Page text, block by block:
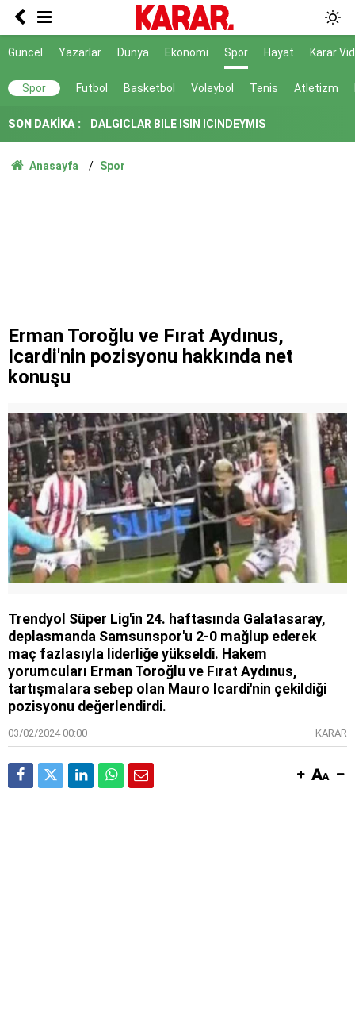
Güncel Yazarlar Dünya Ekonomi Spor Hayat Karar
Spor Futbol Basketbol Voleybol Tenis Atletizm
SON DAKİKA :
Poyraz lezzetine lezzet katıyor!
Herkes Çeşme'ye akın ederken onlar burayı
keşfetti: İzmir'de 'Böyle bir yer hâlâ var mı?'
dedirtecek o saklı cennet
DALGICLAR BILE ISIN ICINDEYMIS
AK Parti ile fark 4 puanı aştı
buruk
mont arıyor
Anasayfa Spor
Erman Toroğlu ve Fırat Aydınus,
Icardi'nin pozisyonu hakkında net
konuşu
Trendyol Süper Lig'in 24. haftasında Galatasaray,
deplasmanda Samsunspor'u 2-0 mağlup ederek
maç fazlasıyla liderliğe yükseldi. Hakem
yorumcuları Erman Toroğlu ve Fırat Aydınus,
tartışmalara sebep olan Mauro Icardi'nin çekildiği
pozisyonu değerlendirdi.
03/02/2024 00:00 KARAR